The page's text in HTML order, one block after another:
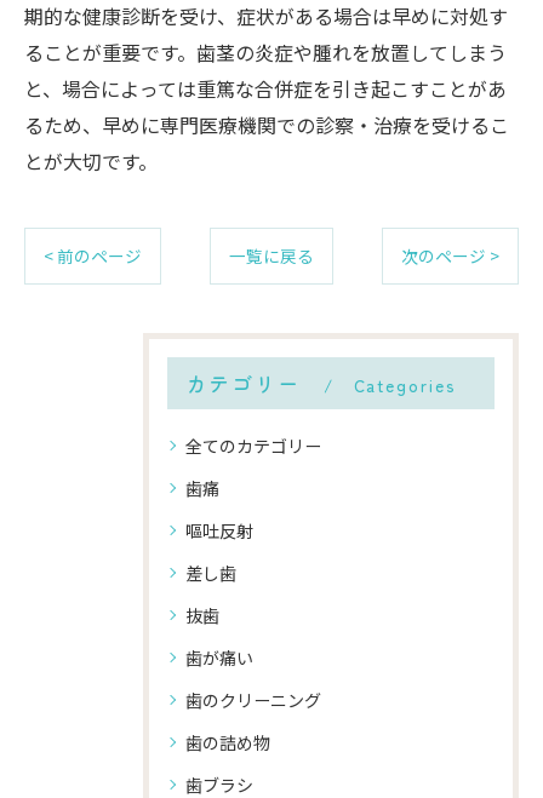
期的な健康診断を受け、症状がある場合は早めに対処す
ることが重要です。歯茎の炎症や腫れを放置してしまう
と、場合によっては重篤な合併症を引き起こすことがあ
るため、早めに専門医療機関での診察・治療を受けるこ
とが大切です。
< 前のページ 一覧に戻る 次のページ >
カテゴリー Categories
全てのカテゴリー
歯痛
嘔吐反射
差し歯
抜歯
歯が痛い
歯のクリーニング
歯の詰め物
歯ブラシ